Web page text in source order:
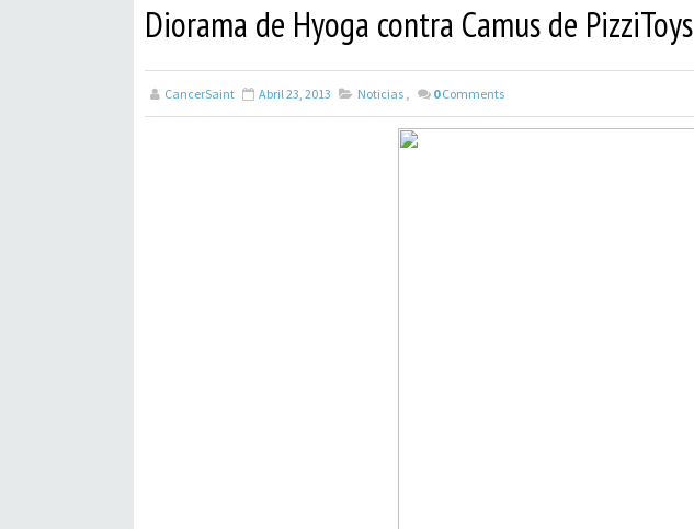
Diorama de Hyoga contra Camus de PizziToys
CancerSaint Abril 23, 2013 Noticias , 0 Comments